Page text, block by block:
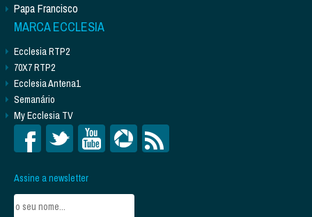
Papa Francisco
MARCA ECCLESIA
Ecclesia RTP2
70X7 RTP2
Ecclesia Antena1
Semanário
My Ecclesia TV
Assine a newsletter